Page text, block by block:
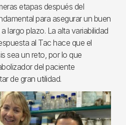
etapas después del
para asegurar un buen
largo plazo. La alta variabilidad
al Tac hace que el
sea un reto, por lo que
del paciente
de gran utilidad.